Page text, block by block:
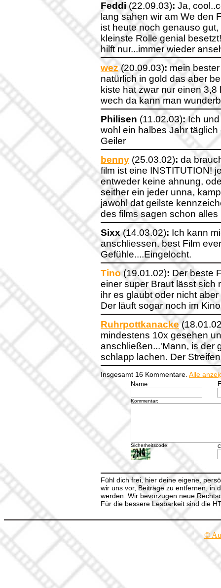
Feddi (22.09.03): Ja,
lang sahen wir am We den
ist heute noch genauso
kleinste Rolle genial
hilft nur...immer wieder
wez(20.09.03): mein
natürlich in gold das aber
kiste hat zwar nur einen
wech da kann man
Philisen (11.02.03): Ich
wohl ein halbes Jahr
Geiler
benny (25.03.02): da
film ist eine INSTITUTION!
entweder keine ahnung,
seither ein jeder unna,
jawohl dat geilste
des films sagen schon
Sixx(14.03.02): Ich kann
anschliessen. best Film
Gefühle....Eingelocht.
Tino(19.01.02): Der beste
einer super Braut lässt sich
ihr es glaubt oder nicht
Der läuft sogar noch im
Ruhrpottkanacke
mindestens 10x gesehen
anschließen...'Mann, is der
schlapp lachen. Der
Insgesamt 16 Kommentare. Alle
Name:
Kommentar:
Sicherheitscode:
Fühl dich frei, hier deine eigene,
wir uns vor, Beiträge zu entfernen, in
werden. Wir bevorzugen neue
Für die bessere Lesbarkeit sind die
©